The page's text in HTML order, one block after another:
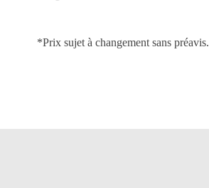
*Prix sujet à changement sans préavis.